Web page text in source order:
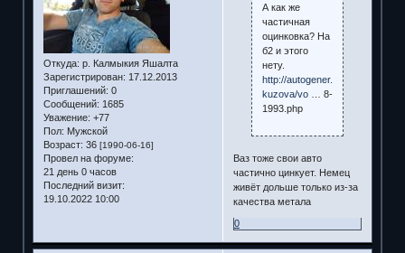
Откуда: р. Калмыкия Яшалта
Зарегистрирован: 17.12.2013
Приглашений: 0
Сообщений: 1685
Уважение: +77
Пол: Мужской
Возраст: 36 [1990-06-16]
Провел на форуме:
21 день 0 часов
Последний визит:
19.10.2022 10:00
А как же
частичная
оцинковка? На
б2 и этого
нету.
http://autogener.ru/ocinkovka-
kuzova/vo… 8-
1993.php
Ваз тоже свои авто
частично цинкует. Немец
живёт дольше только из-за
качества метала
0